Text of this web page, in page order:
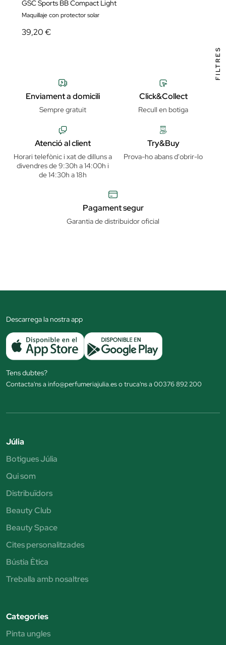
GSC Sports BB Compact Light
Maquillaje con protector solar
39,20 €
Enviament a domicili
Sempre gratuit
Click&Collect
Recull en botiga
Atenció al client
Horari telefònic i xat de dilluns a
divendres de 9:30h a 14:00h i
de 14:30h a 18h
Try&Buy
Prova-ho abans d'obrir-lo
Pagament segur
Garantia de distribuidor oficial
Descarrega la nostra app
Tens dubtes?
Contacta'ns a info@perfumeriajulia.es o truca'ns a 00376 892 200
Júlia
Botigues Júlia
Qui som
Distribuïdors
Beauty Club
Beauty Space
Cites personalitzades
Bústia Ètica
Treballa amb nosaltres
Categories
Pinta ungles
FILTRES